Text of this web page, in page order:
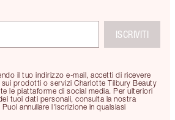
il tuo indirizzo e-mail, accetti di ricevere
prodotti o servizi Charlotte Tilbury Beauty
le piattaforme di social media. Per ulteriori
tuoi dati personali, consulta la nostra
annullare l'iscrizione in qualsiasi
ISCRIVITI